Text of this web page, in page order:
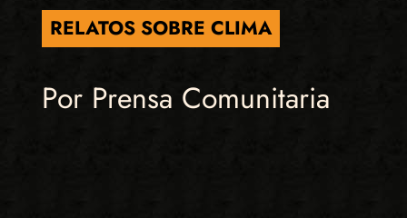
RELATOS SOBRE CLIMA
Por Prensa Comunitaria